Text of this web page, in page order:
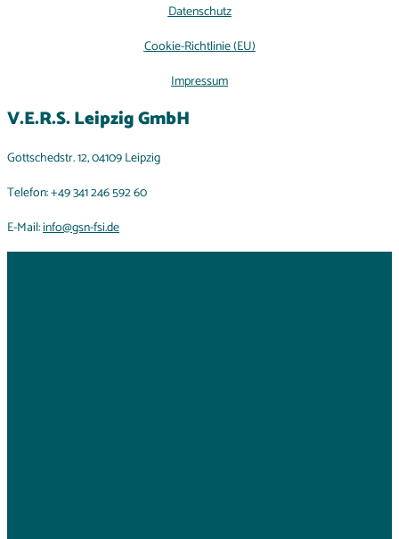
Datenschutz
Cookie-Richtlinie (EU)
Impressum
V.E.R.S. Leipzig GmbH
Gottschedstr. 12, 04109 Leipzig
Telefon: +49 341 246 592 60
E-Mail:info@gsn-fsi.de